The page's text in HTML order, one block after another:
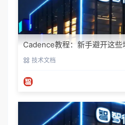
Cadence教程：新手避开这些
技术文档